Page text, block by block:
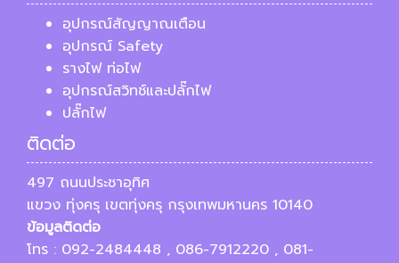
อุปกรณ์สัญญาณเตือน
อุปกรณ์ Safety
รางไฟ ท่อไฟ
อุปกรณ์สวิทช์และปลั๊กไฟ
ปลั๊กไฟ
ติดต่อ
497 ถนนประชาอุทิศ
แขวง ทุ่งครุ เขตทุ่งครุ กรุงเทพมหานคร 10140
ข้อมูลติดต่อ
โทร : 092-2484448 , 086-7912220 , 081-